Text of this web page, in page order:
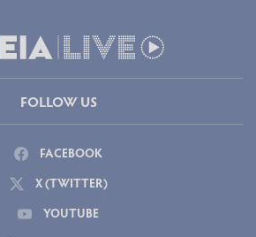
FOLLOW US
FACEBOOK
X (TWITTER)
YOUTUBE